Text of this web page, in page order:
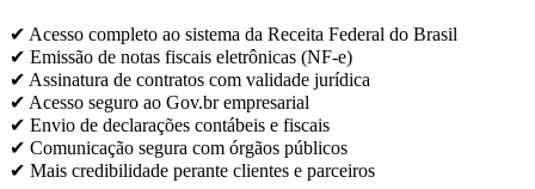
✔ Acesso completo ao sistema da Receita Federal do Brasil
✔ Emissão de notas fiscais eletrônicas (NF-e)
✔ Assinatura de contratos com validade jurídica
✔ Acesso seguro ao Gov.br empresarial
✔ Envio de declarações contábeis e fiscais
✔ Comunicação segura com órgãos públicos
✔ Mais credibilidade perante clientes e parceiros